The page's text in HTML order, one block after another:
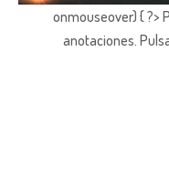
onmouseover) { ?>
anotaciones.